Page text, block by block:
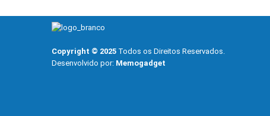
Copyright © 2025 Todos os Direitos Reservados.
Desenvolvido por: Memogadget